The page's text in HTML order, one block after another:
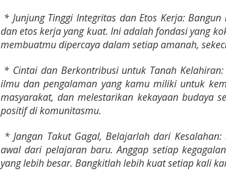
* Junjung Tinggi Integritas dan Etos Kerja:
dan etos kerja yang kuat. Ini adalah fondasi yang
membuatmu dipercaya dalam setiap amanah,
* Cintai dan Berkontribusi untuk Tanah
ilmu dan pengalaman yang kamu miliki untuk
masyarakat, dan melestarikan kekayaan budaya
positif di komunitasmu.
* Jangan Takut Gagal, Belajarlah dari
awal dari pelajaran baru. Anggap setiap
yang lebih besar. Bangkitlah lebih kuat setiap kali